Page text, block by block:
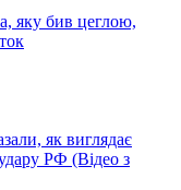
яку бив цеглою,
як виглядає
РФ (Відео з